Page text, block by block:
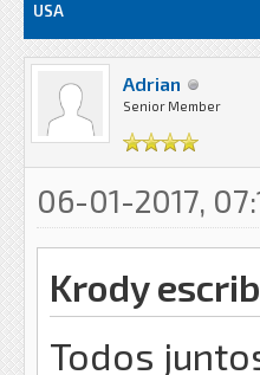
USA
Adrian
Senior Member
06-01-2017,
Krody
Todos